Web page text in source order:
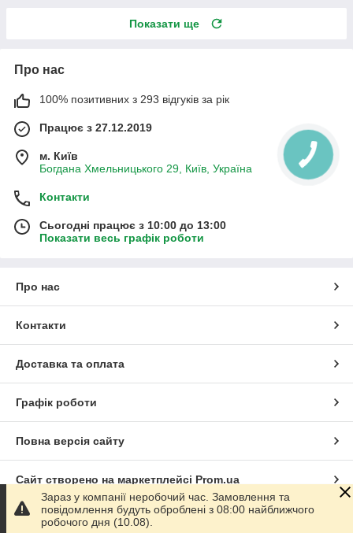
Показати ще
Про нас
100% позитивних з 293 відгуків за рік
Працює з 27.12.2019
м. Київ
Богдана Хмельницького 29, Київ, Україна
Контакти
Сьогодні працює з 10:00 до 13:00
Показати весь графік роботи
Про нас
Контакти
Доставка та оплата
Графік роботи
Повна версія сайту
Сайт створено на маркетплейсі Prom.ua
Політика конфіденційності
Зараз у компанії неробочий час. Замовлення та
повідомлення будуть оброблені з 08:00 найближчого
робочого дня (10.08).